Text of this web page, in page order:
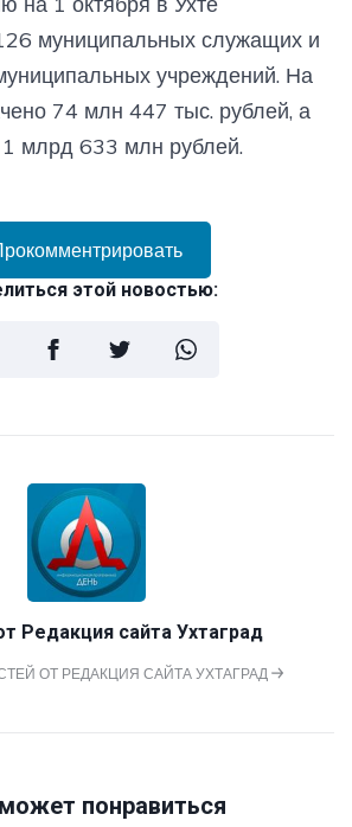
муниципальных служащих и
учреждений. На
74 млн 447 тыс. рублей, а
1 млрд 633 млн рублей.
этой новостью:
Редакция сайта Ухтаград
ОТ РЕДАКЦИЯ САЙТА УХТАГРАД
понравиться